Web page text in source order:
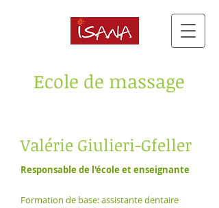
Ecole de massage
Valérie Giulieri-Gfeller
Responsable de l'école et enseignante
Formation de base: assistante dentaire